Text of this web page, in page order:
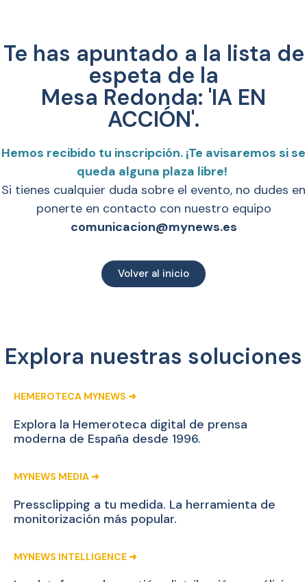
Te has apuntado a la lista de
espeta de la
Mesa Redonda: 'IA EN
ACCIÓN'.
Hemos recibido tu inscripción. ¡Te avisaremos si se
queda alguna plaza libre!
Si tienes cualquier duda sobre el evento, no dudes en
ponerte en contacto con nuestro equipo
comunicacion@mynews.es
Volver al inicio
Explora nuestras soluciones
HEMEROTECA MYNEWS ➜
Explora la Hemeroteca digital de prensa
moderna de España desde 1996.
MYNEWS MEDIA ➜
Pressclipping a tu medida. La herramienta de
monitorización más popular.
MYNEWS INTELLIGENCE ➜